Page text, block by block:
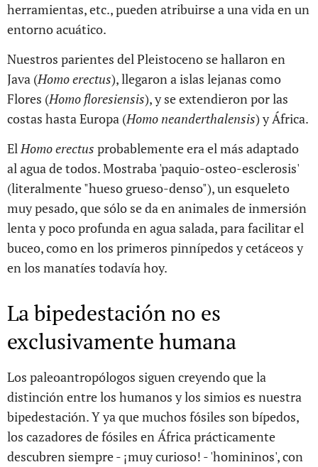
herramientas, etc., pueden atribuirse a una vida en un
entorno acuático.
Nuestros parientes del Pleistoceno se hallaron en
Java (Homo erectus), llegaron a islas lejanas como
Flores (Homo floresiensis), y se extendieron por las
costas hasta Europa (Homo neanderthalensis) y África.
ElHomo erectus probablemente era el más adaptado
al agua de todos. Mostraba 'paquio-osteo-esclerosis'
(literalmente "hueso grueso-denso"), un esqueleto
muy pesado, que sólo se da en animales de inmersión
lenta y poco profunda en agua salada, para facilitar el
buceo, como en los primeros pinnípedos y cetáceos y
en los manatíes todavía hoy.
La bipedestación no es
exclusivamente humana
Los paleoantropólogos siguen creyendo que la
distinción entre los humanos y los simios es nuestra
bipedestación. Y ya que muchos fósiles son bípedos,
los cazadores de fósiles en África prácticamente
descubren siempre - ¡muy curioso! - 'homininos', con